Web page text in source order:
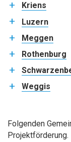
Kriens
Luzern
Meggen
Rothenburg
Weggis
Folgenden